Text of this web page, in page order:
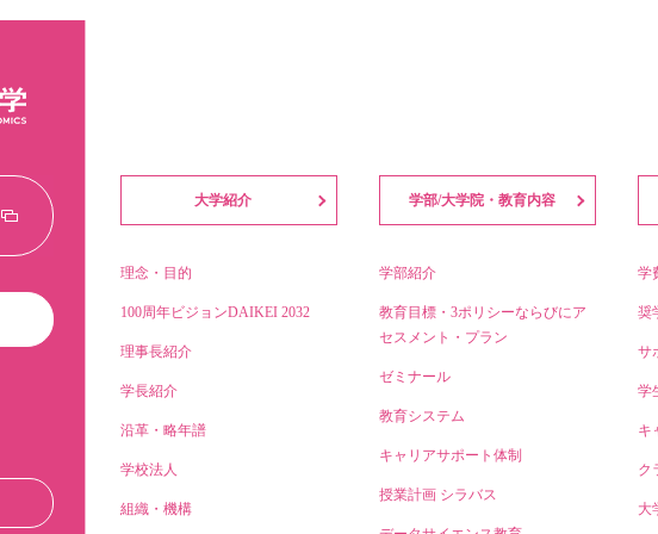
大学紹介
理念・目的
100周年ビジョンDAIKEI 2032
理事長紹介
学長紹介
沿革・略年譜
学校法人
組織・機構
学部/大学院・教育内容
学部紹介
教育目標・3ポリシーならびにア
セスメント・プラン
ゼミナール
教育システム
キャリアサポート体制
授業計画 シラバス
学
奨
サ
学
キ
ク
大